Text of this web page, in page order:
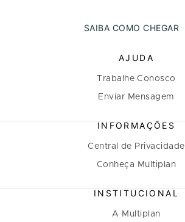
SAIBA COMO CHEGAR
AJUDA
Trabalhe Conosco
Enviar Mensagem
INFORMAÇÕES
Central de Privacidade
Conheça Multiplan
INSTITUCIONAL
A Multiplan